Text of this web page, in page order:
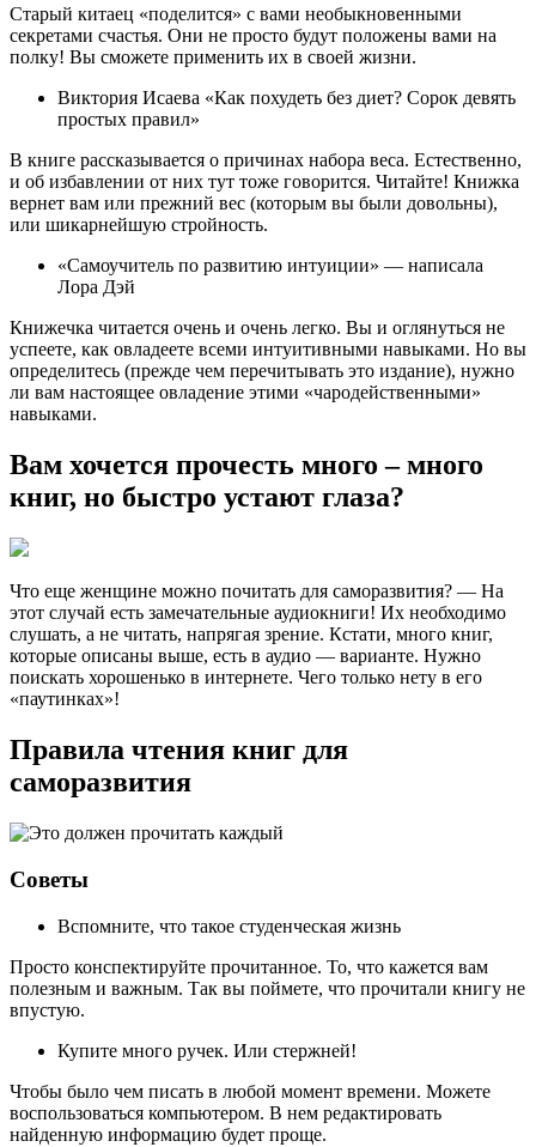
Старый китаец «поделится» с вами необыкновенными
секретами счастья. Они не просто будут положены вами на
полку! Вы сможете применить их в своей жизни.
Виктория Исаева «Как похудеть без диет? Сорок девять
простых правил»
В книге рассказывается о причинах набора веса. Естественно,
и об избавлении от них тут тоже говорится. Читайте! Книжка
вернет вам или прежний вес (которым вы были довольны),
или шикарнейшую стройность.
«Самоучитель по развитию интуиции» — написала
Лора Дэй
Книжечка читается очень и очень легко. Вы и оглянуться не
успеете, как овладеете всеми интуитивными навыками. Но вы
определитесь (прежде чем перечитывать это издание), нужно
ли вам настоящее овладение этими «чародейственными»
навыками.
Вам хочется прочесть много – много
книг, но быстро устают глаза?
Что еще женщине можно почитать для саморазвития? — На
этот случай есть замечательные аудиокниги! Их необходимо
слушать, а не читать, напрягая зрение. Кстати, много книг,
которые описаны выше, есть в аудио — варианте. Нужно
поискать хорошенько в интернете. Чего только нету в его
«паутинках»!
Правила чтения книг для
саморазвития
Советы
Вспомните, что такое студенческая жизнь
Просто конспектируйте прочитанное. То, что кажется вам
полезным и важным. Так вы поймете, что прочитали книгу не
впустую.
Купите много ручек. Или стержней!
Чтобы было чем писать в любой момент времени. Можете
воспользоваться компьютером. В нем редактировать
найденную информацию будет проще.